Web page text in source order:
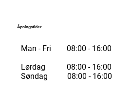
Man - Fri 08:00 - 16:00
Lørdag 08:00 - 16:00
Søndag 08:00 - 16:00
Åpningstider